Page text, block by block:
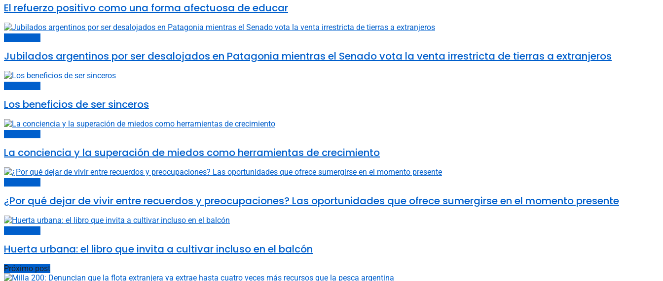
El refuerzo positivo como una forma afectuosa de educar
Jubilados argentinos por ser desalojados en Patagonia mientras el Senado vota la venta irrestricta de tierras a extranjeros
Los beneficios de ser sinceros
La conciencia y la superación de miedos como herramientas de crecimiento
¿Por qué dejar de vivir entre recuerdos y preocupaciones? Las oportunidades que ofrece sumergirse en el momento presente
Huerta urbana: el libro que invita a cultivar incluso en el balcón
Próximo post